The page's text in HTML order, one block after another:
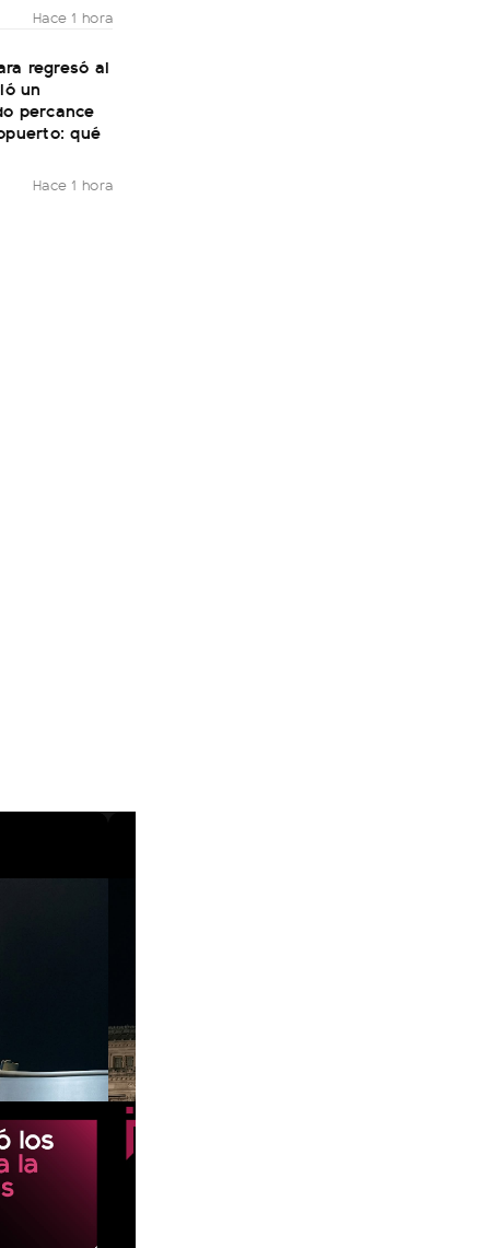
Hace 1 hora
regresó al
un
percance
qué
Hace 1 hora